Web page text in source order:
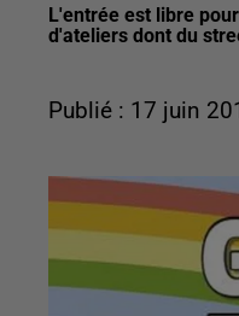
L'entrée est libre
d'ateliers dont du
Publié : 17 juin